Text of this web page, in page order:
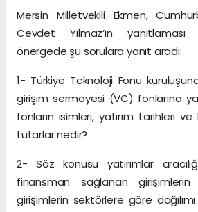
Mersin Milletvekili Ekmen,
Cevdet Yılmaz’ın
önergede şu sorulara yanıt aradı:
1- Türkiye Teknoloji Fonu
girişim sermayesi (VC) fonlarına
fonların isimleri, yatırım tarihleri
tutarlar nedir?
2- Söz konusu yatırımlar
finansman sağlanan
girişimlerin sektörlere göre